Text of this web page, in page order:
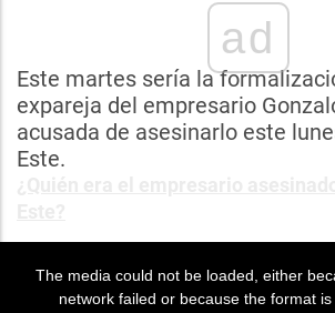
ad
Este martes sería la
expareja del empresario
acusada de asesinarlo este
Este.
The media could not be loaded, either
network failed or because the format is